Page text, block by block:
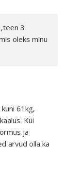
3
oleks minu
61kg,
Kui
ja
arvud olla ka